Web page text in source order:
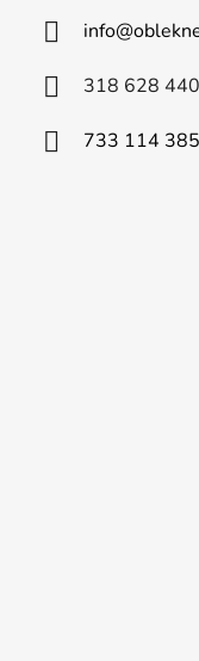
info@
318 628
733 114 385